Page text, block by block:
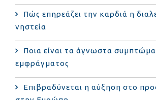
Πώς επηρεάζει την καρδιά η
νηστεία
Ποια είναι τα άγνωστα
εμφράγματος
Επιβραδύνεται η αύξηση στο